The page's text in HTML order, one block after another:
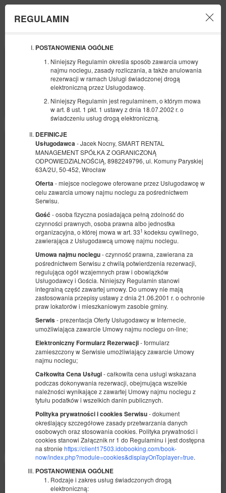
REGULAMIN
POSTANOWIENIA OGÓLNE
Niniejszy Regulamin określa sposób zawarcia umowy
najmu noclegu, zasady rozliczania, a także anulowania
rezerwacji w ramach Usługi świadczonej drogą
elektroniczną przez Usługodawcę.
Niniejszy Regulamin jest regulaminem, o którym mowa
w art. 8 ust. 1 pkt. 1 ustawy z dnia 18.07.2002 r. o
świadczeniu usług drogą elektroniczną.
DEFINICJE
Usługodawca - Jacek Nocny, SMART RENTAL
MANAGEMENT SPÓŁKA Z OGRANICZONĄ
ODPOWIEDZIALNOŚCIĄ, 8982249796, ul. Komuny Paryskiej
63A/2U, 50-452, Wrocław
Oferta - miejsce noclegowe oferowane przez Usługodawcę w
celu zawarcia umowy najmu noclegu za pośrednictwem
Serwisu.
Gość - osoba fizyczna posiadająca pełną zdolność do
czynności prawnych, osoba prawna albo jednostka
organizacyjna, o której mowa w art. 331 kodeksu cywilnego,
zawierająca z Usługodawcą umowę najmu noclegu.
Umowa najmu noclegu- czynność prawna, zawierana za
pośrednictwem Serwisu z chwilą potwierdzenia rezerwacji,
regulująca ogół wzajemnych praw i obowiązków
Usługodawcy i Gościa. Niniejszy Regulamin stanowi
integralną część zawartej umowy. Do umowy nie mają
zastosowania przepisy ustawy z dnia 21.06.2001 r. o ochronie
praw lokatorów i mieszkaniowym zasobie gminy.
Serwis - prezentacja Oferty Usługodawcy w Internecie,
umożliwiająca zawarcie Umowy najmu noclegu on-line;
Elektroniczny Formularz Rezerwacji- formularz
zamieszczony w Serwisie umożliwiający zawarcie Umowy
najmu noclegu;
Całkowita Cena Usługi- całkowita cena usługi wskazana
podczas dokonywania rezerwacji, obejmująca wszelkie
należności wynikające z zawartej Umowy najmu noclegu z
tytułu podatków i wszelkich danin publicznych.
Polityka prywatności i cookies Serwisu- dokument
określający szczegółowe zasady przetwarzania danych
osobowych oraz stosowania cookies. Polityka prywatności i
cookies stanowi Załącznik nr 1 do Regulaminu i jest dostępna
na stronie https://client17503.idobooking.com/book-
now/index.php?module=cookies&displayOnToplayer=true.
POSTANOWIENIA OGÓLNE
Rodzaje i zakres usług świadczonych drogą
elektroniczną:
12
2026
FILTRY
Teal Apartment- wifi, parking, 15 min. od
Rynku.
Dostępna liczba: 1
2 osoby
pow. 25,00 m
1 sypialnia
1 sofa rozkładana (Sofa Bed)
2 osoby / 2 noce
Łóżeczko dla niemowlaka
Udostępnij
Szczegóły
Pokaż oferty